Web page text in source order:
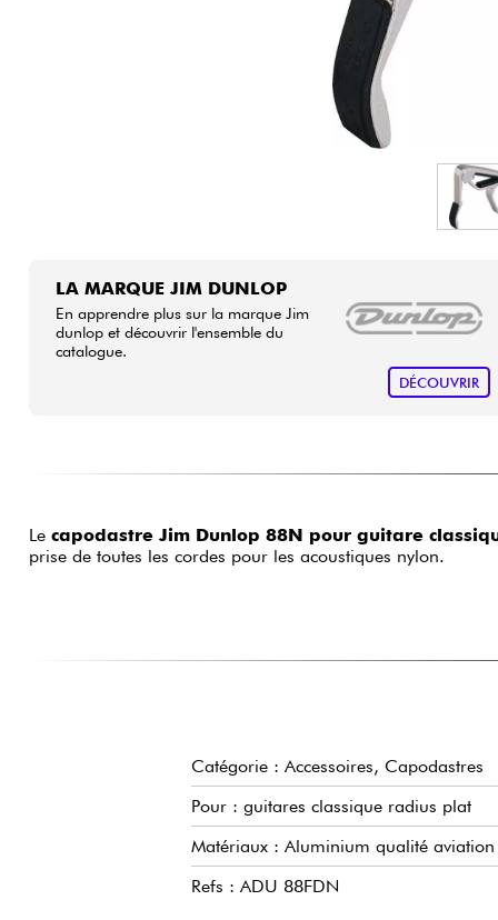
LA MARQUE JIM DUNLOP
En apprendre plus sur la marque Jim
dunlop et découvrir l'ensemble du
catalogue.
DÉCOUVRIR
Le capodastre Jim Dunlop 88N pour guitare
prise de toutes les cordes pour les acoustiques nylon.
Catégorie : Accessoires, Capodastres
Pour : guitares classique radius plat
Matériaux : Aluminium qualité aviation
Refs : ADU 88FDN